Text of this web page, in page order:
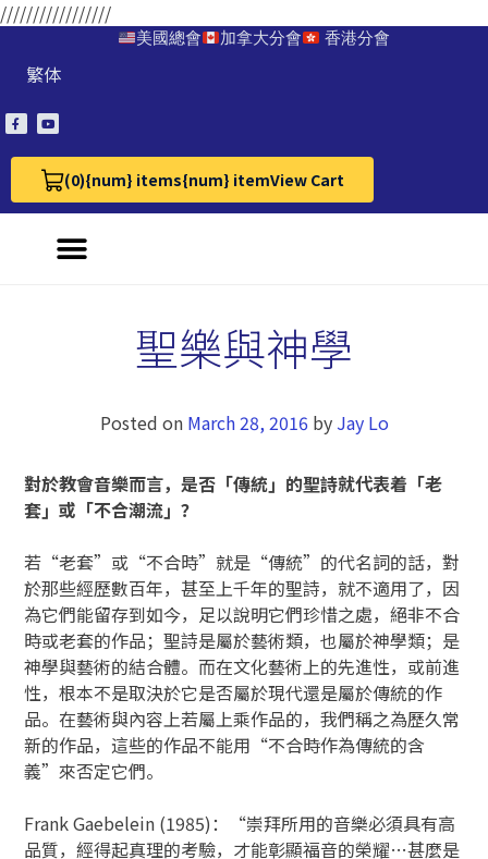
/////////////////
美國總會 加拿大分會 香港分會
繁体
(0)
View Cart 0{num} items{num} itemView Cart
聖樂與神學
Posted on March 28, 2016by Jay Lo
對於教會音樂而言，是否「傳統」的聖詩就代表着「老
套」或「不合潮流」？
若“老套”或“不合時”就是“傳統”的代名詞的話，對
於那些經歷數百年，甚至上千年的聖詩，就不適用了，因
為它們能留存到如今，足以說明它們珍惜之處，絕非不合
時或老套的作品；聖詩是屬於藝術類，也屬於神學類；是
神學與藝術的結合體。而在文化藝術上的先進性，或前進
性，根本不是取決於它是否屬於現代還是屬於傳統的作
品。在藝術與內容上若屬上乘作品的，我們稱之為歷久常
新的作品，這些的作品不能用“不合時作為傳統的含
義”來否定它們。
Frank Gaebelein (1985)：“崇拜所用的音樂必須具有高
品質，經得起真理的考驗，才能彰顯福音的榮耀…甚麼是